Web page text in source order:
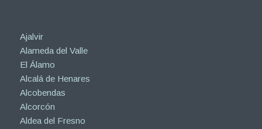
Ajalvir
Alameda del Valle
El Álamo
Alcalá de Henares
Alcobendas
Alcorcón
Aldea del Fresno